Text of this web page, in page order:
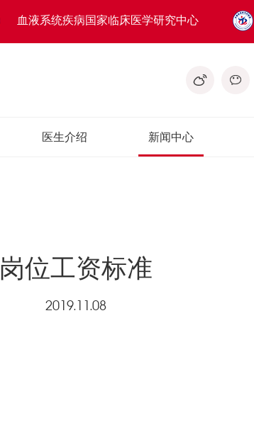
血液系统疾病国家临床医学研究中心
医生介绍 新闻中心
岗位工资标准
2019.11.08